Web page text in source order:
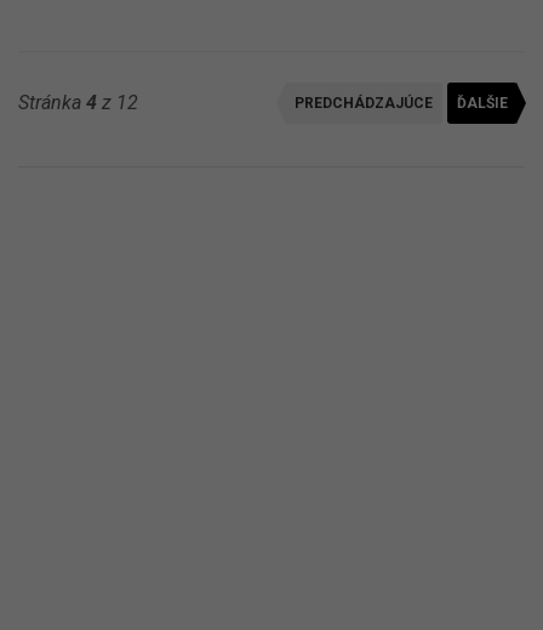
Stránka 4 z 12 PREDCHÁDZAJÚCE ĎALŠIE